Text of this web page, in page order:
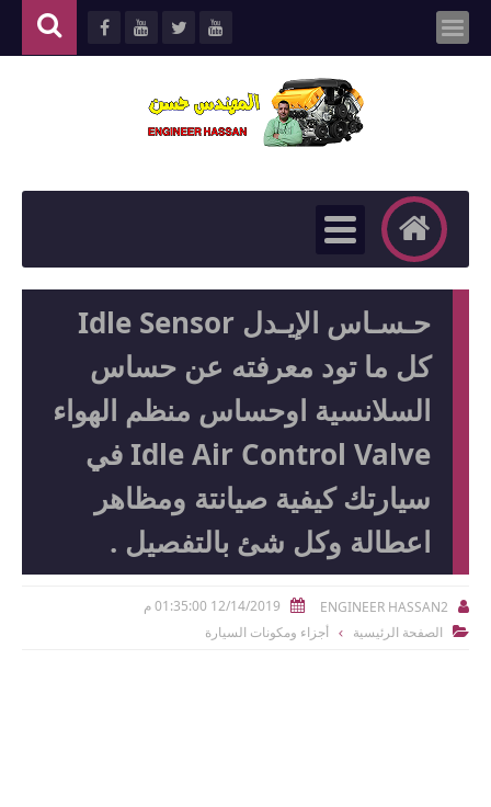
حـسـاس الإيـدل Idle Sensor
كل ما تود معرفته عن حساس
السلانسية اوحساس منظم الهواء
Idle Air Control Valve في
سيارتك كيفية صيانتة ومظاهر
اعطالة وكل شئ بالتفصيل .

ENGINEER HASSAN2
 12/14/2019 01:35:00 م
 الصفحة الرئيسية أجزاء ومكونات السيارة